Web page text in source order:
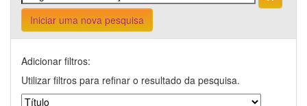
Iniciar uma nova pesquisa
Adicionar filtros:
Utilizar filtros para refinar o resultado da pesquisa.